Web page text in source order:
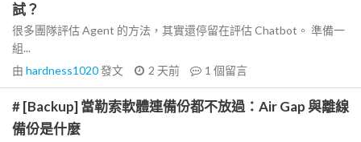
試？
很多團隊評估 Agent 的方法，其實還停留在評估 Chatbot。 準備一
組...
由 hardness1020發文 2 天前 1 個留言
# [Backup] 當勒索軟體連備份都不放過：Air Gap 與離線
備份是什麼